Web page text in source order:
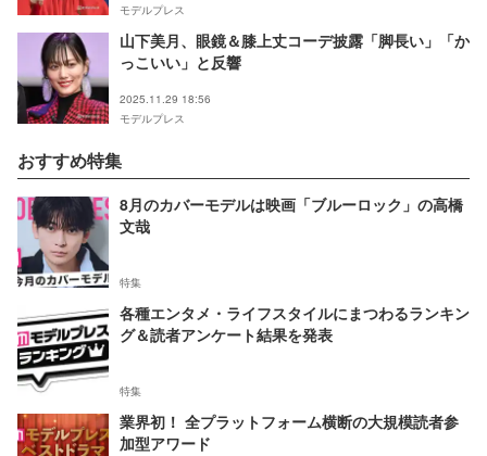
モデルプレス
山下美月、眼鏡＆膝上丈コーデ披露「脚長い」「か
っこいい」と反響
2025.11.29 18:56
モデルプレス
おすすめ特集
8月のカバーモデルは映画「ブルーロック」の高橋
文哉
特集
各種エンタメ・ライフスタイルにまつわるランキン
グ＆読者アンケート結果を発表
特集
業界初！ 全プラットフォーム横断の大規模読者参
加型アワード